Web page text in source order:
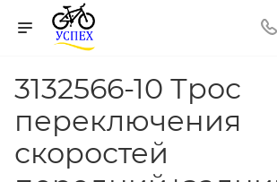
3132566-10 Трос
переключения
скоростей